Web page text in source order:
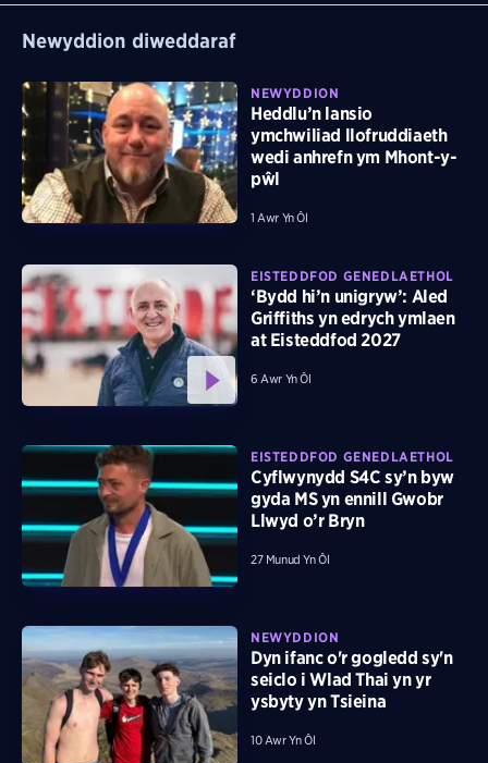
Newyddion diweddaraf
NEWYDDION
Heddlu’n lansio
ymchwiliad llofruddiaeth
wedi anhrefn ym Mhont-y-
pŵl
1 Awr Yn Ôl
EISTEDDFOD GENEDLAETHOL
‘Bydd hi’n unigryw’: Aled
Griffiths yn edrych ymlaen
at Eisteddfod 2027
6 Awr Yn Ôl
EISTEDDFOD GENEDLAETHOL
Cyflwynydd S4C sy’n byw
gyda MS yn ennill Gwobr
Llwyd o’r Bryn
27 Munud Yn Ôl
NEWYDDION
Dyn ifanc o'r gogledd sy'n
seiclo i Wlad Thai yn yr
ysbyty yn Tsieina
10 Awr Yn Ôl